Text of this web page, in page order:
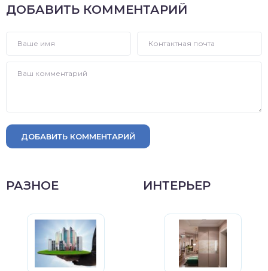
ДОБАВИТЬ КОММЕНТАРИЙ
ДОБАВИТЬ КОММЕНТАРИЙ
РАЗНОЕ ИНТЕРЬЕР